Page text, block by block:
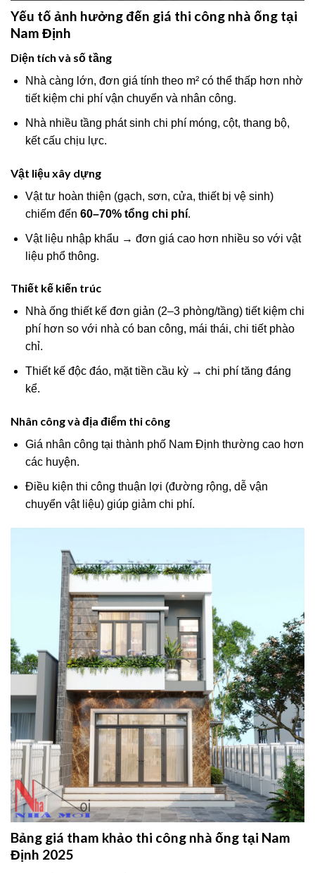
Yếu tố ảnh hưởng đến giá thi công nhà ống tại
Nam Định
Diện tích và số tầng
Nhà càng lớn, đơn giá tính theo m² có thể thấp hơn nhờ
tiết kiệm chi phí vận chuyển và nhân công.
Nhà nhiều tầng phát sinh chi phí móng, cột, thang bộ,
kết cấu chịu lực.
Vật liệu xây dựng
Vật tư hoàn thiện (gạch, sơn, cửa, thiết bị vệ sinh)
chiếm đến 60–70% tổng chi phí.
Vật liệu nhập khẩu → đơn giá cao hơn nhiều so với vật
liệu phổ thông.
Thiết kế kiến trúc
Nhà ống thiết kế đơn giản (2–3 phòng/tầng) tiết kiệm chi
phí hơn so với nhà có ban công, mái thái, chi tiết phào
chỉ.
Thiết kế độc đáo, mặt tiền cầu kỳ → chi phí tăng đáng
kể.
Nhân công và địa điểm thi công
Giá nhân công tại thành phố Nam Định thường cao hơn
các huyện.
Điều kiện thi công thuận lợi (đường rộng, dễ vận
chuyển vật liệu) giúp giảm chi phí.
Bảng giá tham khảo thi công nhà ống tại Nam
Định 2025